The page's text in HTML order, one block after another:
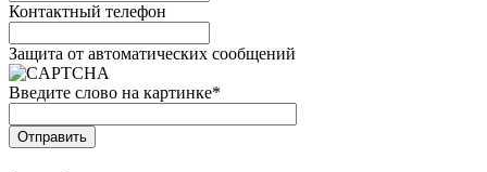
Контактный телефон
Защита от автоматических сообщений
Введите слово на картинке*